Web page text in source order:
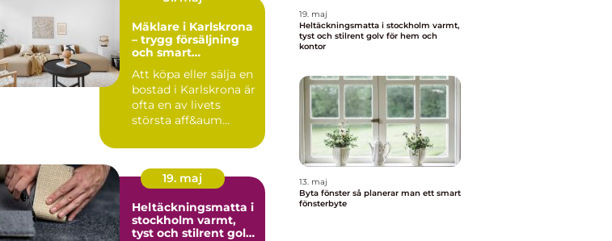
Mäklare i Karlskrona
– trygg försäljning
och smart
Att köpa eller sälja en
bostad i Karlskrona är
ofta en av livets
största aff&aum...
19. maj
Heltäckningsmatta i
stockholm varmt,
tyst och stilrent golv
19. maj
Heltäckningsmatta i stockholm varmt,
tyst och stilrent golv för hem och
kontor
13. maj
Byta fönster så planerar man ett smart
fönsterbyte